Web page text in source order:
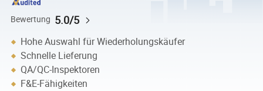
Bewertung 5.0/5
Hohe Auswahl für Wiederholungskäufer
Schnelle Lieferung
QA/QC-Inspektoren
F&E-Fähigkeiten